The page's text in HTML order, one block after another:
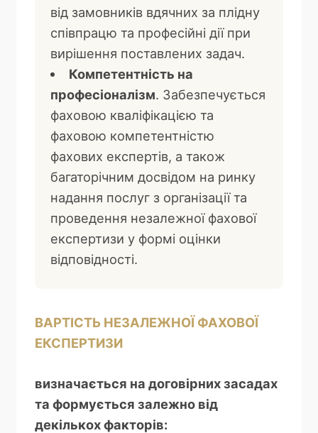
від замовників вдячних за плідну
співпрацю та професійні дії при
вирішення поставлених задач.
Компетентність на
професіоналізм. Забезпечується
фаховою кваліфікацією та
фаховою компетентністю
фахових експертів, а також
багаторічним досвідом на ринку
надання послуг з організації та
проведення незалежної фахової
експертизи у формі оцінки
відповідності.
ВАРТІСТЬ НЕЗАЛЕЖНОЇ ФАХОВОЇ
ЕКСПЕРТИЗИ
визначається на договірних засадах
та формується залежно від
декількох факторів: